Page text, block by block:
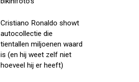
Cristiano Ronaldo showt
autocollectie die
tientallen miljoenen waard
is (en hij weet zelf niet
hoeveel hij er heeft)